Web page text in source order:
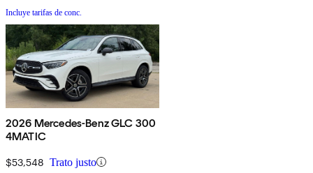
Incluye tarifas de conc.
2026 Mercedes-Benz GLC 300
4MATIC
$53,548 Trato justo